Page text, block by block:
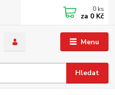
Menu
Hledat
0 ks
za 0 Kč